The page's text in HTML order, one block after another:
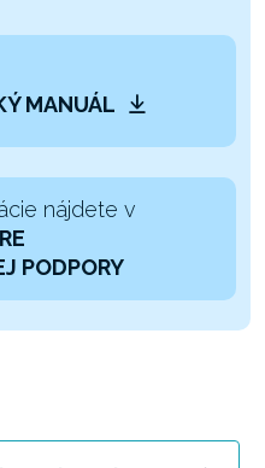
MANUÁL
nájdete v
PODPORY